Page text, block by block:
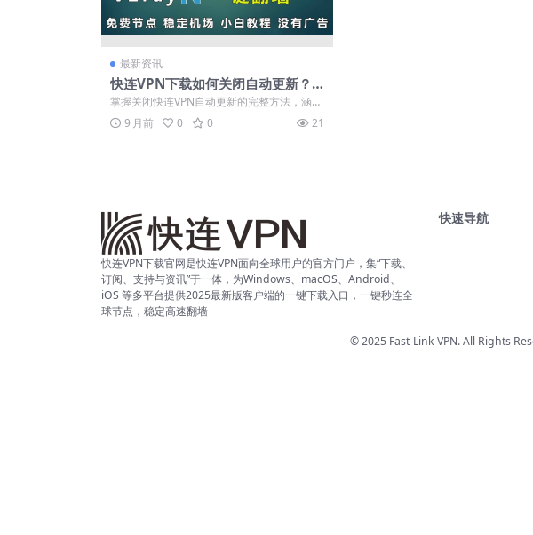
最新资讯
快连VPN下载如何关闭自动更新？
版本锁定与策略组教程
掌握关闭快连VPN自动更新的完整方法，涵盖
安卓与iOS系统详细设置步骤。了解版本...
9 月前 0 0 21
快连VPN下载官网是快连VPN面向全球用户的官方门户，集“下载、
订阅、支持与资讯”于一体，为Windows、macOS、Android、
iOS 等多平台提供2025最新版客户端的一键下载入口，一键秒连全
球节点，稳定高速翻墙
快速导航
© 2025 Fast-Link VPN. All Rights